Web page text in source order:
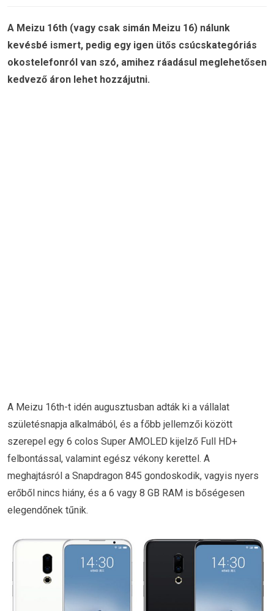
A Meizu 16th (vagy csak simán Meizu 16) nálunk
kevésbé ismert, pedig egy igen ütős csúcskategóriás
okostelefonról van szó, amihez ráadásul meglehetősen
kedvező áron lehet hozzájutni.
A Meizu 16th-t idén augusztusban adták ki a vállalat
születésnapja alkalmából, és a főbb jellemzői között
szerepel egy 6 colos Super AMOLED kijelző Full HD+
felbontással, valamint egész vékony kerettel. A
meghajtásról a Snapdragon 845 gondoskodik, vagyis nyers
erőből nincs hiány, és a 6 vagy 8 GB RAM is bőségesen
elegendőnek tűnik.